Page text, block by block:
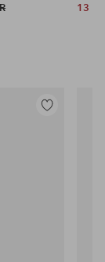
13
Lisää